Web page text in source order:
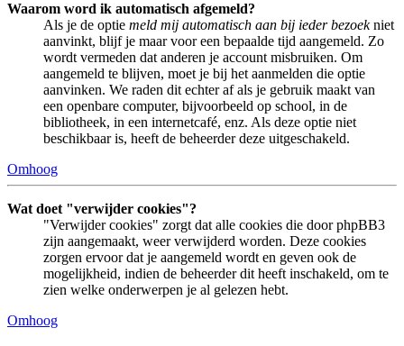
Waarom word ik automatisch afgemeld?
Als je de optie meld mij automatisch aan bij ieder bezoekniet
aanvinkt, blijf je maar voor een bepaalde tijd aangemeld. Zo
wordt vermeden dat anderen je account misbruiken. Om
aangemeld te blijven, moet je bij het aanmelden die optie
aanvinken. We raden dit echter af als je gebruik maakt van
een openbare computer, bijvoorbeeld op school, in de
bibliotheek, in een internetcafé, enz. Als deze optie niet
beschikbaar is, heeft de beheerder deze uitgeschakeld.
Omhoog
Wat doet "verwijder cookies"?
"Verwijder cookies" zorgt dat alle cookies die door phpBB3
zijn aangemaakt, weer verwijderd worden. Deze cookies
zorgen ervoor dat je aangemeld wordt en geven ook de
mogelijkheid, indien de beheerder dit heeft inschakeld, om te
zien welke onderwerpen je al gelezen hebt.
Omhoog